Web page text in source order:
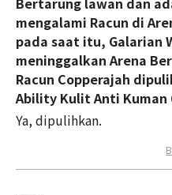
mengalami Racun di
pada saat itu, Galarian
meninggalkan Arena
Racun Copperajah
Ability Kulit Anti Kuman
Ya, dipulihkan.